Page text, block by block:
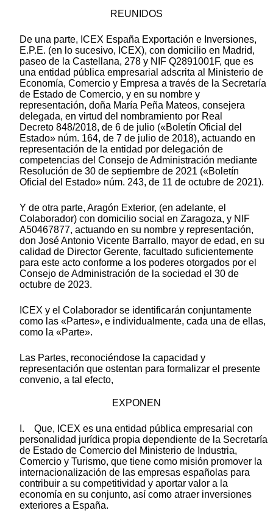
REUNIDOS
De una parte, ICEX España Exportación e Inversiones,
E.P.E. (en lo sucesivo, ICEX), con domicilio en Madrid,
paseo de la Castellana, 278 y NIF Q2891001F, que es
una entidad pública empresarial adscrita al Ministerio de
Economía, Comercio y Empresa a través de la Secretaría
de Estado de Comercio, y en su nombre y
representación, doña María Peña Mateos, consejera
delegada, en virtud del nombramiento por Real
Decreto 848/2018, de 6 de julio («Boletín Oficial del
Estado» núm. 164, de 7 de julio de 2018), actuando en
representación de la entidad por delegación de
competencias del Consejo de Administración mediante
Resolución de 30 de septiembre de 2021 («Boletín
Oficial del Estado» núm. 243, de 11 de octubre de 2021).
Y de otra parte, Aragón Exterior, (en adelante, el
Colaborador) con domicilio social en Zaragoza, y NIF
A50467877, actuando en su nombre y representación,
don José Antonio Vicente Barrallo, mayor de edad, en su
calidad de Director Gerente, facultado suficientemente
para este acto conforme a los poderes otorgados por el
Consejo de Administración de la sociedad el 30 de
octubre de 2023.
ICEX y el Colaborador se identificarán conjuntamente
como las «Partes», e individualmente, cada una de ellas,
como la «Parte».
Las Partes, reconociéndose la capacidad y
representación que ostentan para formalizar el presente
convenio, a tal efecto,
EXPONEN
I. Que, ICEX es una entidad pública empresarial con
personalidad jurídica propia dependiente de la Secretaría
de Estado de Comercio del Ministerio de Industria,
Comercio y Turismo, que tiene como misión promover la
internacionalización de las empresas españolas para
contribuir a su competitividad y aportar valor a la
economía en su conjunto, así como atraer inversiones
exteriores a España.